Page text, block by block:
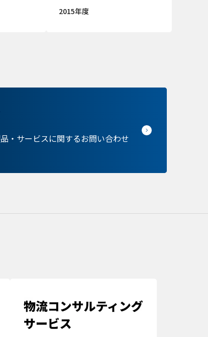
2015年度
・サービスに関するお問い合わせ
認と管理
る、またはブ
きる情報が保